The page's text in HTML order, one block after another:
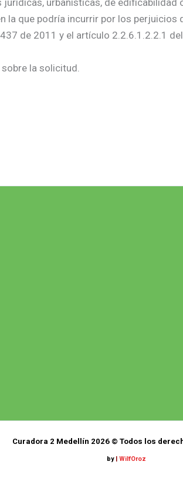
urbanísticas, de
que podría incurrir por los perjuicios
de 2011 y el artículo 2.2.6.1.2.2.1
la solicitud.
Curadora 2 Medellín 2026 © Todos los
by| WilfOroz